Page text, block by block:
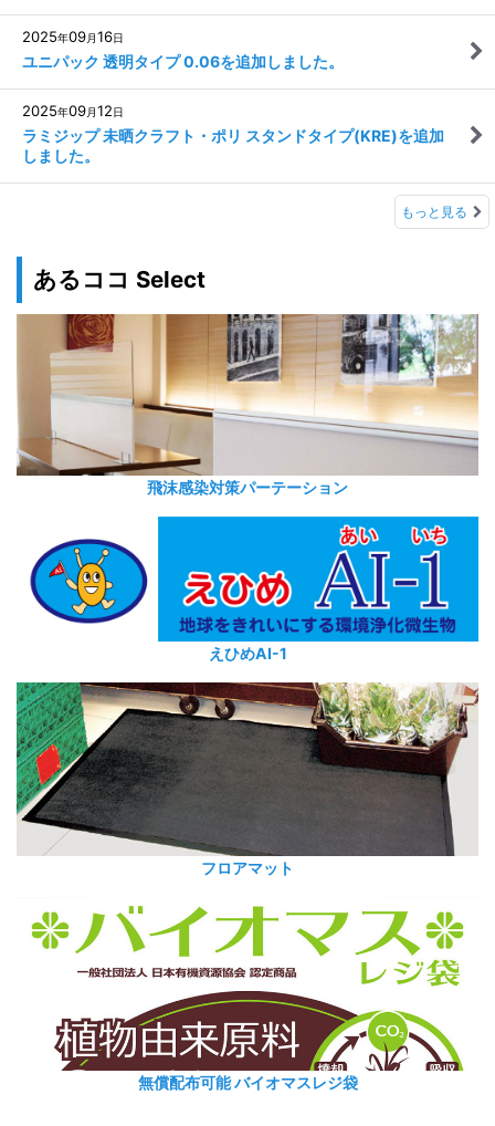
2025年09月16日
ユニパック 透明タイプ 0.06を追加しました。
2025年09月12日
ラミジップ 未晒クラフト・ポリ スタンドタイプ(KRE)を追加
しました。
もっと見る
あるココ Select
飛沫感染対策パーテーション
えひめAI-1
フロアマット
無償配布可能 バイオマスレジ袋